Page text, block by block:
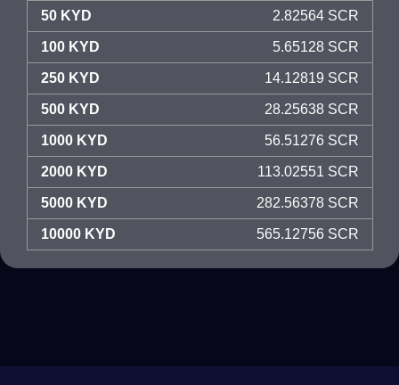
50 KYD 2.82564 SCR
100 KYD 5.65128 SCR
250 KYD 14.12819 SCR
500 KYD 28.25638 SCR
1000 KYD 56.51276 SCR
2000 KYD 113.02551 SCR
5000 KYD 282.56378 SCR
10000 KYD 565.12756 SCR